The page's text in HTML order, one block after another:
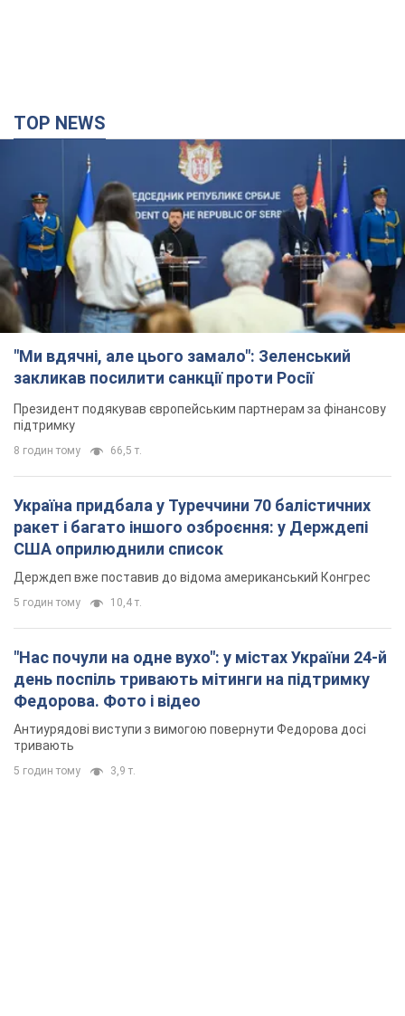
TOP NEWS
"Ми вдячні, але цього замало": Зеленський
закликав посилити санкції проти Росії
Президент подякував європейським партнерам за фінансову
підтримку
8 годин тому 66,5 т.
Україна придбала у Туреччини 70 балістичних
ракет і багато іншого озброєння: у Держдепі
США оприлюднили список
Держдеп вже поставив до відома американський Конгрес
5 годин тому 10,4 т.
"Нас почули на одне вухо": у містах України 24-й
день поспіль тривають мітинги на підтримку
Федорова. Фото і відео
Антиурядові виступи з вимогою повернути Федорова досі
тривають
5 годин тому 3,9 т.